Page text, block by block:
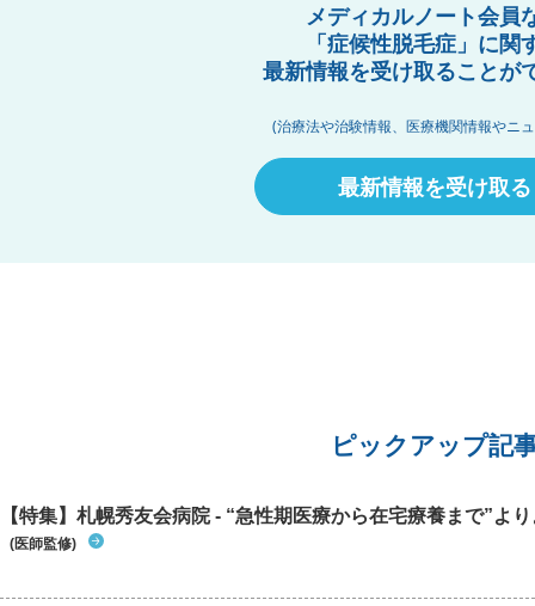
メディカルノート会員
「症候性脱毛症」に関
最新情報を受け取ることが
(治療法や治験情報、医療機関情報やニ
最新情報を受け取る
ピックアップ記
【特集】札幌秀友会病院 - “急性期医療から在宅療養まで”よ
(医師監修)